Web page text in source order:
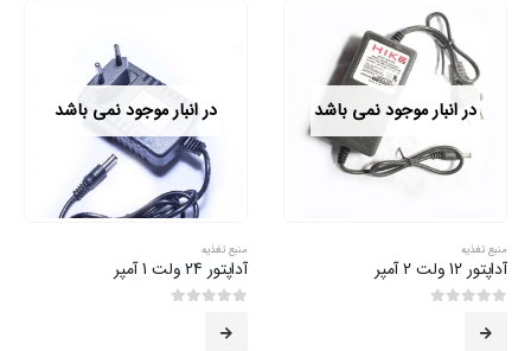
در انبار موجود نمی باشد
منبع تغذیه
آداپتور 12 ولت 2 آمپر
در انبار موجود نمی باشد
منبع تغذیه
آداپتور 24 ولت 1 آمپر